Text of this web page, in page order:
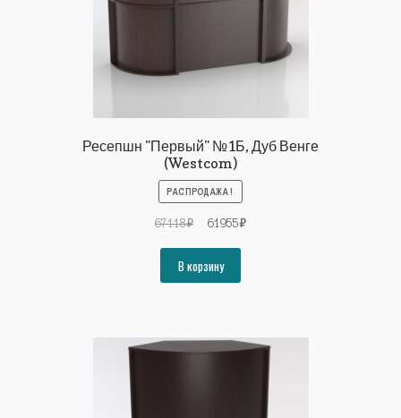
Ресепшн "Первый" №1Б, Дуб Венге
(Westcom)
РАСПРОДАЖА!
67118₽
Первоначальная
составляла
67118₽.
61955₽Текущая
В корзину